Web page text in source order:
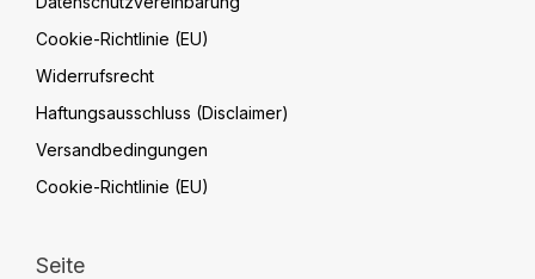
Cookie-Richtlinie (EU)
Widerrufsrecht
Haftungsausschluss (Disclaimer)
Versandbedingungen
Cookie-Richtlinie (EU)
Seite